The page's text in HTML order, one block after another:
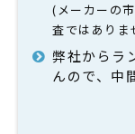
(メーカーの
査ではありま
弊社からラ
んので、中